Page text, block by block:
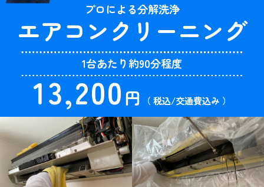
プロによる分解洗浄
エアコンクリーニング
1台あたり約90分程度
13,200 円 （ 税込/交通費込み ）